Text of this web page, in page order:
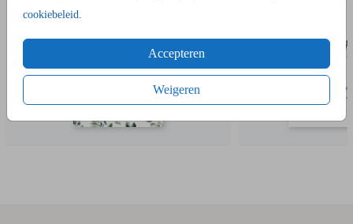
cookiebeleid.
Accepteren
Weigeren
Je kunt onze